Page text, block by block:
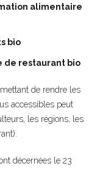
alimentaire
bio
de restaurant bio
de rendre les
accessibles peut
les régions, les
décernées le 23